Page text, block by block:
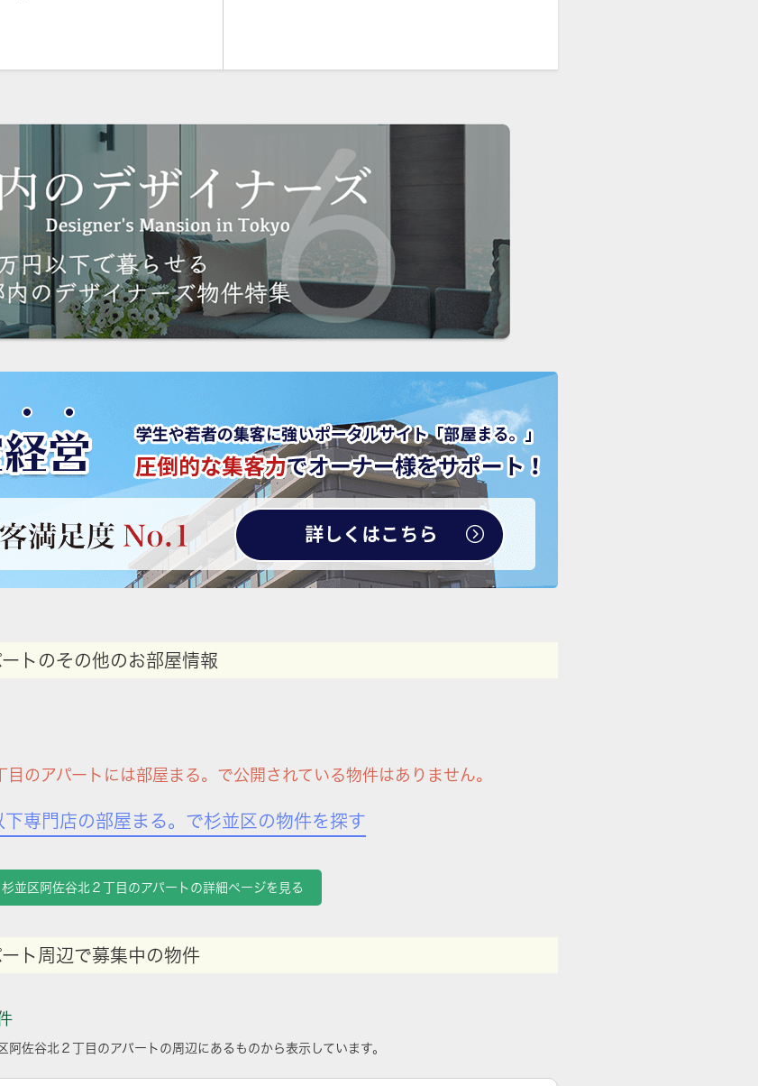
トのその他のお部屋情報
のアパートには部屋まる。で公開されている物件はありません。
下専門店の部屋まる。で杉並区の物件を探す
杉並区阿佐谷北２丁目のアパートの詳細ページを見る
ト周辺で募集中の物件
佐谷北２丁目のアパートの周辺にあるものから表示しています。